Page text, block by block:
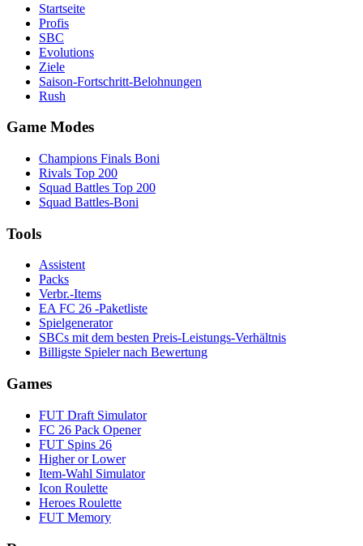
Startseite
Profis
SBC
Evolutions
Ziele
Saison-Fortschritt-Belohnungen
Rush
Game Modes
Champions Finals Boni
Rivals Top 200
Squad Battles Top 200
Squad Battles-Boni
Tools
Assistent
Packs
Verbr.-Items
EA FC 26 -Paketliste
Spielgenerator
SBCs mit dem besten Preis-Leistungs-Verhältnis
Billigste Spieler nach Bewertung
Games
FUT Draft Simulator
FC 26 Pack Opener
FUT Spins 26
Higher or Lower
Item-Wahl Simulator
Icon Roulette
Heroes Roulette
FUT Memory